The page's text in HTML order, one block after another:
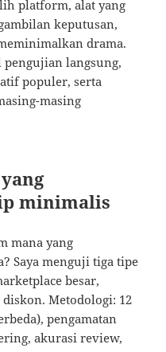
platform, alat yang
keputusan,
drama.
pengujian langsung,
populer, serta
masing
minimalis
mana yang
Saya menguji tiga tipe
besar,
Metodologi: 12
pengamatan
akurasi review,